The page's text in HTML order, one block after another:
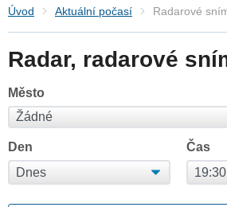
Úvod Aktuální počasí Radarové
Radar, radarové
Město
Den Čas